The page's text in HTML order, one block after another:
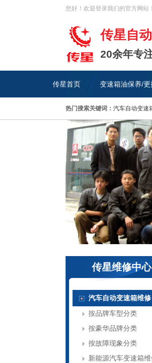
您好！欢迎登录我们的官方网站！
传星自
20余年专
传星首页 变速箱油保养/更
热门搜索关键词： 汽车自动变速
传星维修中心
汽车自动变速箱维修
按品牌车型分类
按豪华品牌分类
按故障现象分类
新能源汽车变速箱维